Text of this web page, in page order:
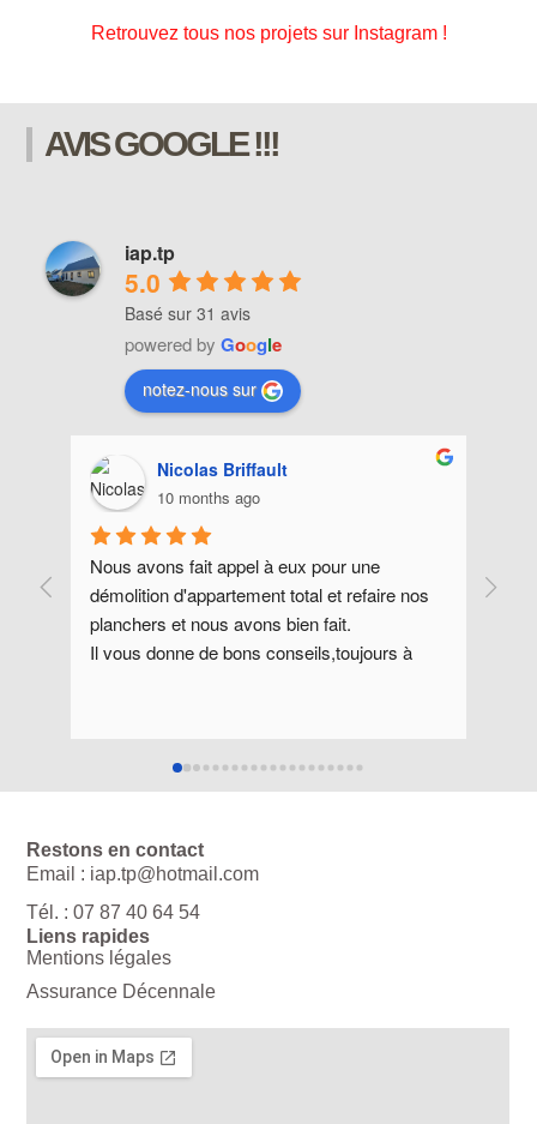
Retrouvez tous nos projets sur Instagram !
AVIS GOOGLE !!!
iap.tp
5.0
Basé sur 31 avis
powered byGoogle
notez-nous sur
Patrick Salomon
11 months ago
Réalisation d'un cabanon, entreprise très
sérieuse respectant les délais, travail soigné,
à l'écoute de ses clients. Je recommande
vivement cette entreprise.
! Le
Restons en contact
Email : iap.tp@hotmail.com
Tél. : 07 87 40 64 54
Liens rapides
Mentions légales
Assurance Décennale